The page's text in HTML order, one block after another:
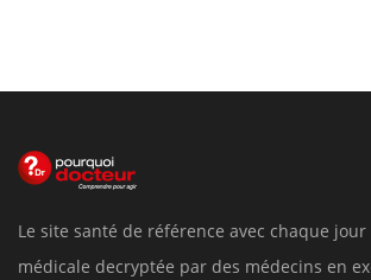
Le site santé de référence avec chaque
médicale decryptée par des médecins en